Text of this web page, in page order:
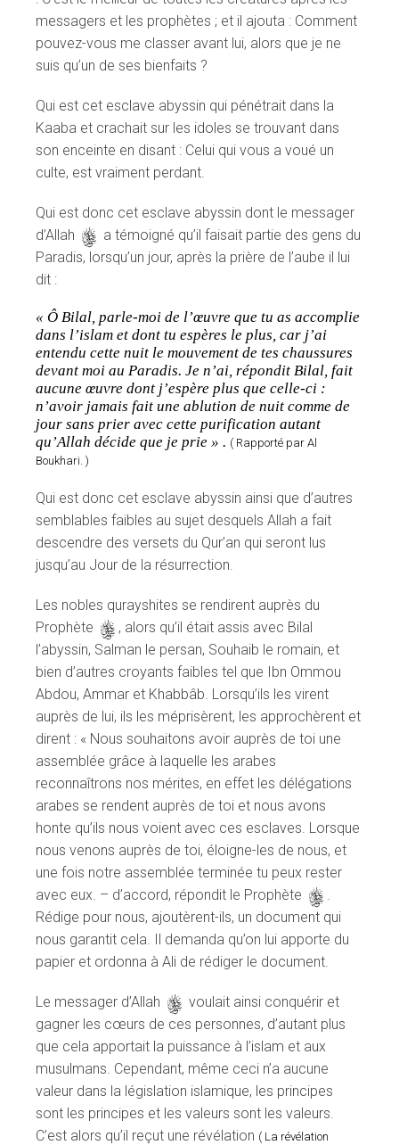
messagers et les prophètes ; et il ajouta : Comment
pouvez-vous me classer avant lui, alors que je ne
suis qu’un de ses bienfaits ?
Qui est cet esclave abyssin qui pénétrait dans la
Kaaba et crachait sur les idoles se trouvant dans
son enceinte en disant : Celui qui vous a voué un
culte, est vraiment perdant.
Qui est donc cet esclave abyssin dont le messager
d’Allah s a témoigné qu’il faisait partie des gens du
Paradis, lorsqu’un jour, après la prière de l’aube il lui
dit :
« Ô Bilal, parle-moi de l’œuvre que tu as accomplie
dans l’islam et dont tu espères le plus, car j’ai
entendu cette nuit le mouvement de tes chaussures
devant moi au Paradis. Je n’ai, répondit Bilal, fait
aucune œuvre dont j’espère plus que celle-ci :
n’avoir jamais fait une ablution de nuit comme de
jour sans prier avec cette purification autant
qu’Allah décide que je prie » . ( Rapporté par Al
Boukhari. )
Qui est donc cet esclave abyssin ainsi que d’autres
semblables faibles au sujet desquels Allah a fait
descendre des versets du Qur’an qui seront lus
jusqu’au Jour de la résurrection.
Les nobles qurayshites se rendirent auprès du
Prophète s , alors qu’il était assis avec Bilal
l’abyssin, Salman le persan, Souhaib le romain, et
bien d’autres croyants faibles tel que Ibn Ommou
Abdou, Ammar et Khabbâb. Lorsqu’ils les virent
auprès de lui, ils les méprisèrent, les approchèrent et
dirent : « Nous souhaitons avoir auprès de toi une
assemblée grâce à laquelle les arabes
reconnaîtrons nos mérites, en effet les délégations
arabes se rendent auprès de toi et nous avons
honte qu’ils nous voient avec ces esclaves. Lorsque
nous venons auprès de toi, éloigne-les de nous, et
une fois notre assemblée terminée tu peux rester
avec eux. – d’accord, répondit le Prophète s .
Rédige pour nous, ajoutèrent-ils, un document qui
nous garantit cela. Il demanda qu’on lui apporte du
papier et ordonna à Ali de rédiger le document.
Le messager d’Allah s voulait ainsi conquérir et
gagner les cœurs de ces personnes, d’autant plus
que cela apportait la puissance à l’islam et aux
musulmans. Cependant, même ceci n’a aucune
valeur dans la législation islamique, les principes
sont les principes et les valeurs sont les valeurs.
C’est alors qu’il reçut une révélation ( La révélation